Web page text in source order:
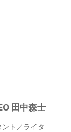
田中森士
ト／ライタ